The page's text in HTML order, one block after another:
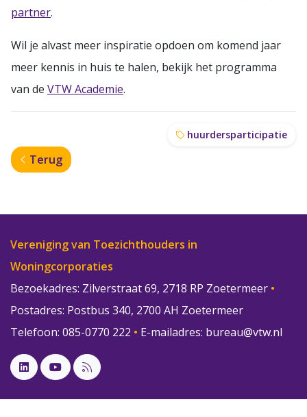
partner.
Wil je alvast meer inspiratie opdoen om komend jaar
meer kennis in huis te halen, bekijk het programma
van de VTW Academie.
huurdersparticipatie
Terug
Vereniging van Toezichthouders in
Woningcorporaties
Bezoekadres: Zilverstraat 69, 2718 RP Zoetermeer •
Postadres: Postbus 340, 2700 AH Zoetermeer
Telefoon: 085-0770 222 • E-mailadres: bureau@vtw.nl